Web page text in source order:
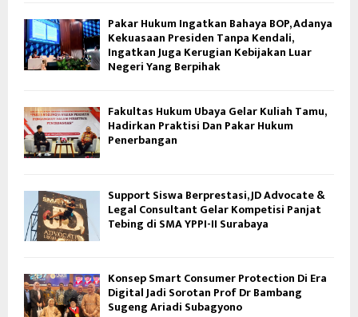
Pakar Hukum Ingatkan Bahaya BOP, Adanya
Kekuasaan Presiden Tanpa Kendali,
Ingatkan Juga Kerugian Kebijakan Luar
Negeri Yang Berpihak
Fakultas Hukum Ubaya Gelar Kuliah Tamu,
Hadirkan Praktisi Dan Pakar Hukum
Penerbangan
Support Siswa Berprestasi, JD Advocate &
Legal Consultant Gelar Kompetisi Panjat
Tebing di SMA YPPI-II Surabaya
Konsep Smart Consumer Protection Di Era
Digital Jadi Sorotan Prof Dr Bambang
Sugeng Ariadi Subagyono